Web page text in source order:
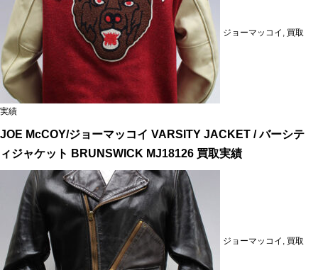
ジョーマッコイ 買取
実績
JOE McCOY/ジョーマッコイ VARSITY JACKET / バーシテ
ィジャケット BRUNSWICK MJ18126 買取実績
ジョーマッコイ 買取